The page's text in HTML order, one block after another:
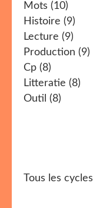
Mots (10)
Histoire (9)
Lecture (9)
Production (9)
Cp (8)
Litteratie (8)
Outil (8)
Tous les cycles